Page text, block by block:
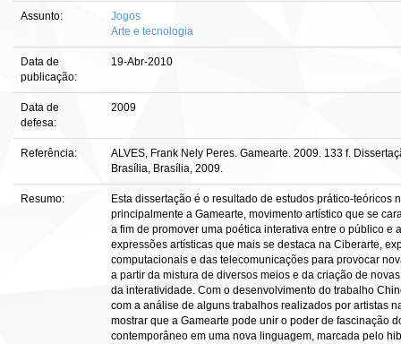
Assunto:
Jogos
Arte e tecnologia
Data de
publicação:
19-Abr-2010
Data de
defesa:
2009
Referência:
ALVES, Frank Nely Peres. Gamearte. 2009. 133 f.
Brasília, Brasília, 2009.
Resumo:
Esta dissertação é o resultado de estudos prático-teóricos
principalmente a Gamearte, movimento artístico que se
a fim de promover uma poética interativa entre o público e
expressões artísticas que mais se destaca na Ciberarte,
computacionais e das telecomunicações para provocar
a partir da mistura de diversos meios e da criação de
da interatividade. Com o desenvolvimento do trabalho
com a análise de alguns trabalhos realizados por artistas
mostrar que a Gamearte pode unir o poder de fascinação
contemporâneo em uma nova linguagem, marcada pelo